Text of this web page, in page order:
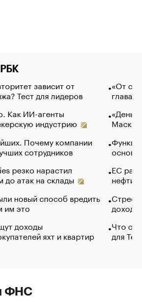
РБК
зависит от
Тест для лидеров
Как ИИ-агенты
индустрию
Почему компании
сотрудников
резко нарастил
до атак на склады
новый способ вредить
им это
доходы
яхт и квартир
«От
глава
Маск в
основ
ЕС
нефти
Что
для
ФНС